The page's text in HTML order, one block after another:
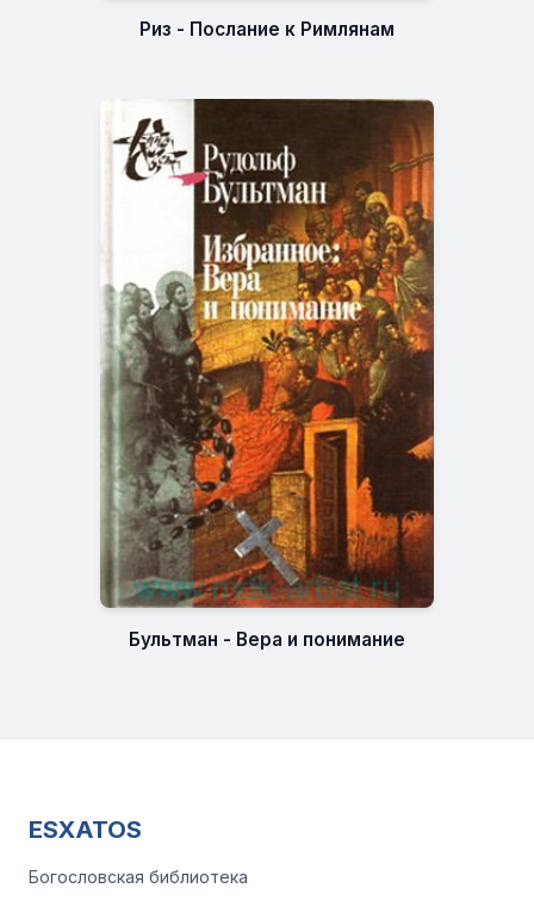
Риз - Послание к Римлянам
Бультман - Вера и понимание
ESXATOS
Богословская библиотека